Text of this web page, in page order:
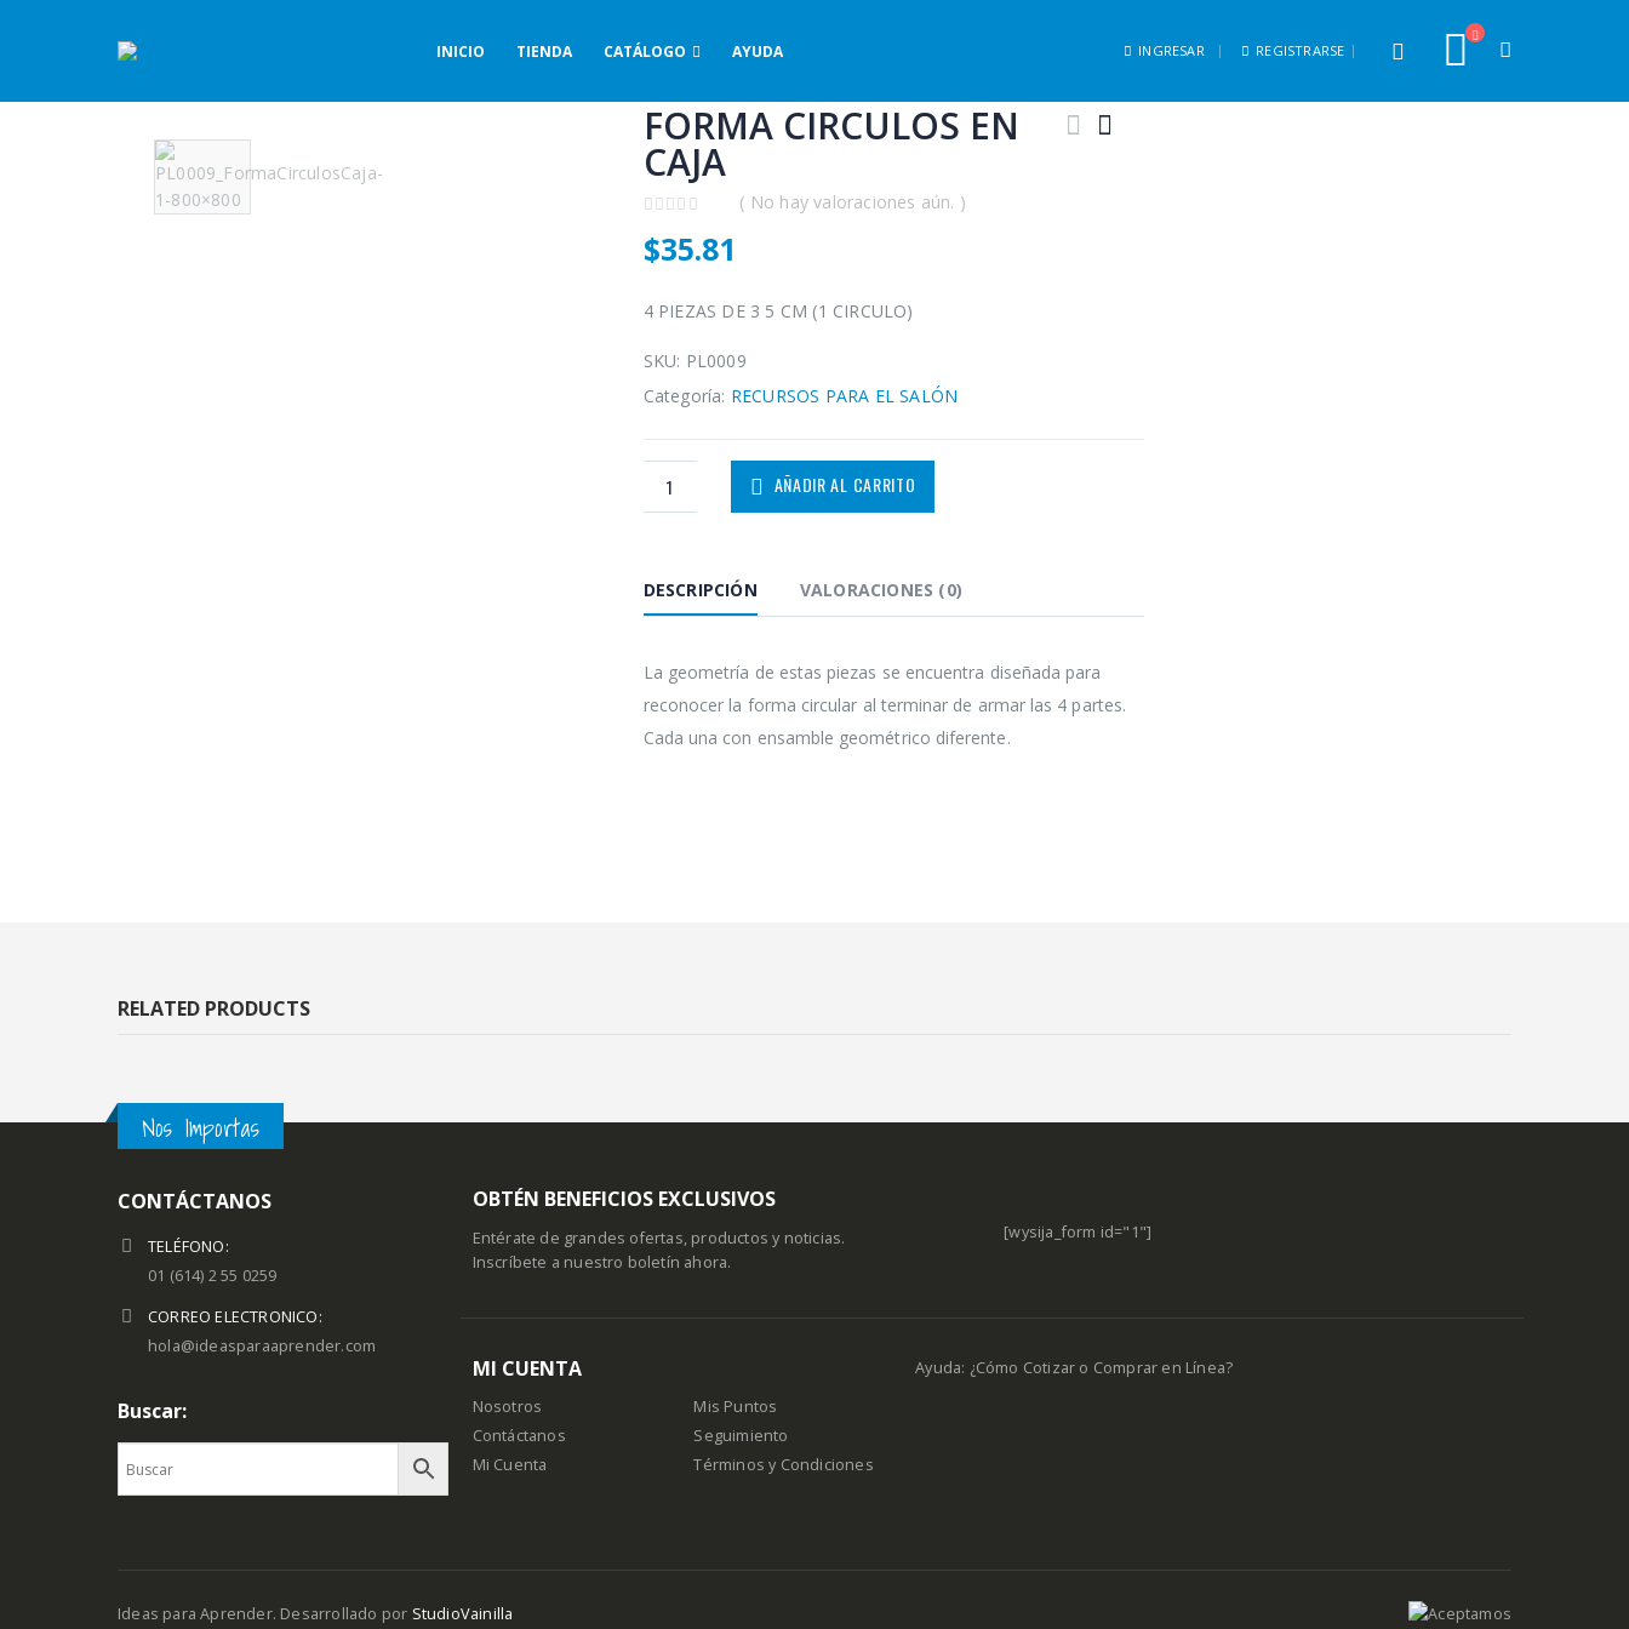
INICIO TIENDA CATÁLOGO AYUDA INGRESAR REGISTRARSE
FORMA CIRCULOS EN
CAJA
out
of
( No hay valoraciones aún. )
$35.81
4 PIEZAS DE 3 5 CM (1 CIRCULO)
SKU: PL0009
Categoría: RECURSOS PARA EL SALÓN
AÑADIR AL CARRITO
DESCRIPCIÓN VALORACIONES (0)
La geometría de estas piezas se encuentra diseñada para
reconocer la forma circular al terminar de armar las 4 partes.
Cada una con ensamble geométrico diferente.
RELATED PRODUCTS
Nos Importas
CONTÁCTANOS
TELÉFONO:
01 (614) 2 55 0259
CORREO ELECTRONICO:
hola@ideasparaaprender.com
Buscar:
OBTÉN BENEFICIOS EXCLUSIVOS
Entérate de grandes ofertas, productos y noticias.
Inscríbete a nuestro boletín ahora.
[wysija_form id="1"]
MI CUENTA
Nosotros
Contáctanos
Mi Cuenta
Mis Puntos
Seguimiento
Términos y Condiciones
Ayuda: ¿Cómo Cotizar o Comprar en Línea?
Ideas para Aprender. Desarrollado por StudioVainilla